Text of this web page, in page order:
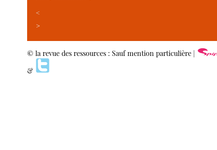
<
>
© la revue des ressources : Sauf mention particulière |
&